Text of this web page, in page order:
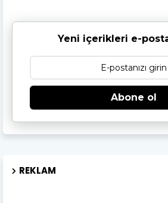
Yeni içerikleri e-
Abone ol
REKLAM